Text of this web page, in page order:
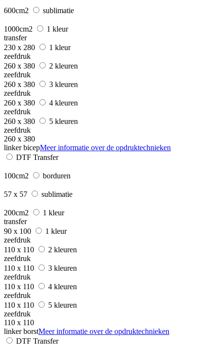
600cm2 sublimatie
1000cm2
1 kleur
transfer
230 x 280
1 kleur
zeefdruk
260 x 380
2 kleuren
zeefdruk
260 x 380
3 kleuren
zeefdruk
260 x 380
4 kleuren
zeefdruk
260 x 380
5 kleuren
zeefdruk
260 x 380
linker bicepMeer informatie over de opdruktechnieken
DTF Transfer
100cm2 borduren
57 x 57 sublimatie
200cm2
1 kleur
transfer
90 x 100
1 kleur
zeefdruk
110 x 110
2 kleuren
zeefdruk
110 x 110
3 kleuren
zeefdruk
110 x 110
4 kleuren
zeefdruk
110 x 110
5 kleuren
zeefdruk
110 x 110
linker borstMeer informatie over de opdruktechnieken
DTF Transfer